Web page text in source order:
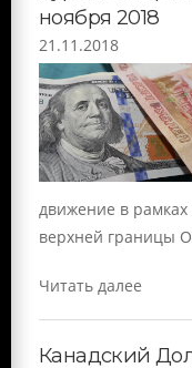
ноября 2018
21.11.2018
движение в
верхней границы
Читать далее
Канадский